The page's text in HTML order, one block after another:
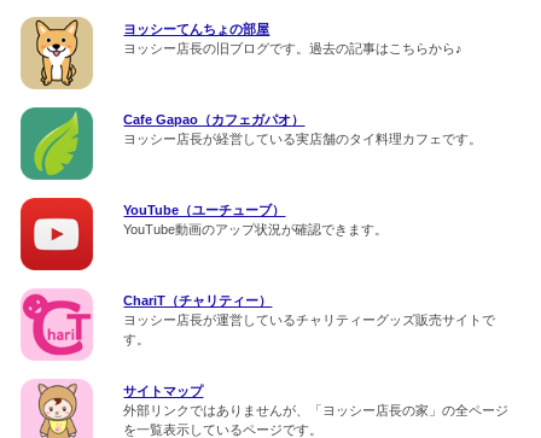
ヨッシーてんちょの部屋
ヨッシー店長の旧ブログです。過去の記事はこちらから♪
Cafe Gapao（カフェガパオ）
ヨッシー店長が経営している実店舗のタイ料理カフェです。
YouTube（ユーチューブ）
YouTube動画のアップ状況が確認できます。
ChariT（チャリティー）
ヨッシー店長が運営しているチャリティーグッズ販売サイトで
す。
サイトマップ
外部リンクではありませんが、「ヨッシー店長の家」の全ページ
を一覧表示しているページです。